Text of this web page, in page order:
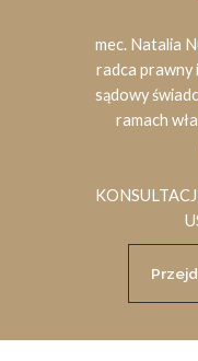
mec. Natalia
radca prawny
sądowy
ramach